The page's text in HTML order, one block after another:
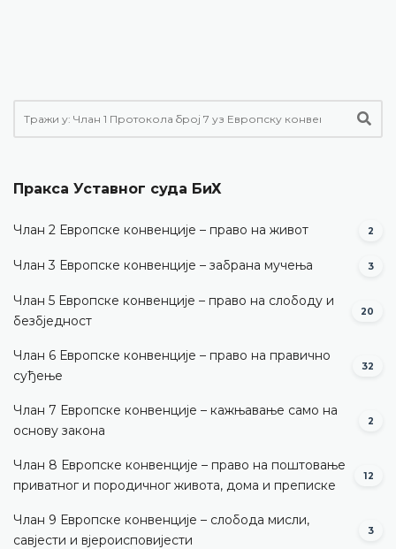
Пракса Уставног суда БиХ
Члан 2 Европске конвенције – право на живот 2
Члан 3 Европске конвенције – забрана мучења 3
Члан 5 Европске конвенције – право на слободу и
безбједност
20
Члан 6 Европске конвенције – право на правично
суђење
32
Члан 7 Европске конвенције – кажњавање само на
основу закона
2
Члан 8 Европске конвенције – право на поштовање
приватног и породичног живота, дома и преписке
12
Члан 9 Европске конвенције – слобода мисли,
савјести и вјероисповијести
3